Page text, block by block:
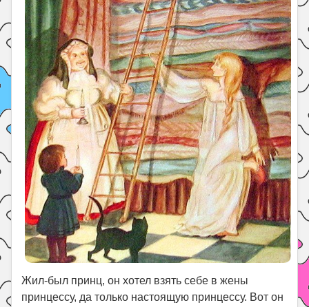
Жил-был принц, он хотел взять себе в жены
принцессу, да только настоящую принцессу. Вот он